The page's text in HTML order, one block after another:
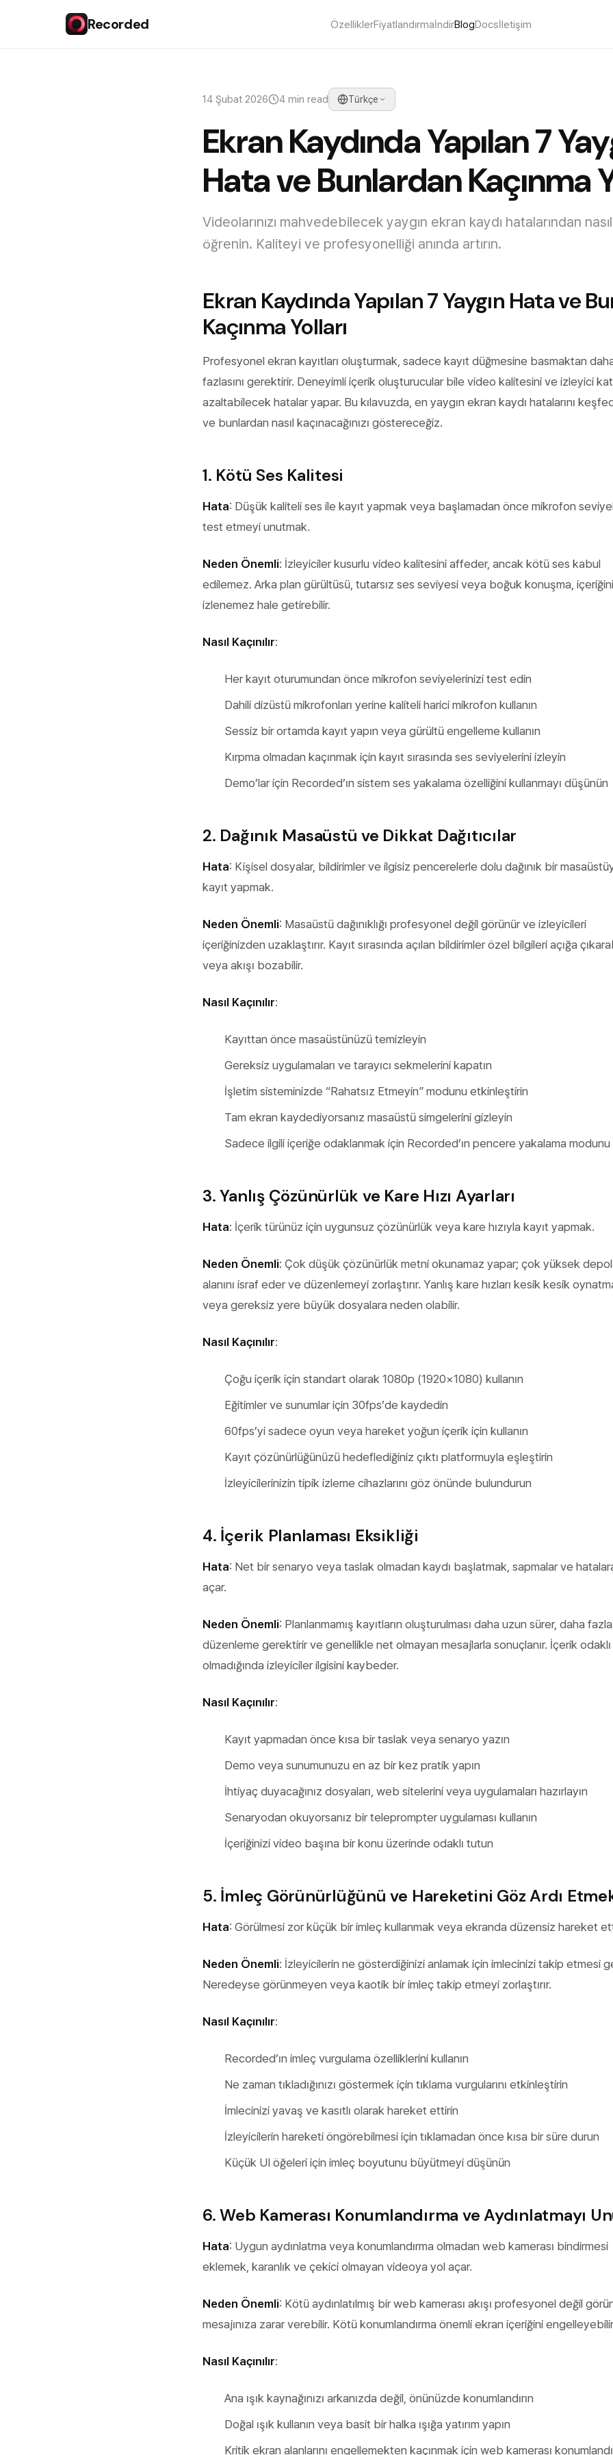
Recorded ÖzelliklerFiyatlandırmaİndirBlogDocsİletişim
14 Şubat 2026 4 min read Türkçe
Ekran Kaydında Yapılan 7
Hata ve Bunlardan Kaçınma
Videolarınızı mahvedebilecek yaygın ekran kaydı hatalarından nasıl
öğrenin. Kaliteyi ve profesyonelliği anında artırın.
Ekran Kaydında Yapılan 7 Yaygın Hata ve
Kaçınma Yolları
Profesyonel ekran kayıtları oluşturmak, sadece kayıt düğmesine basmaktan
fazlasını gerektirir. Deneyimli içerik oluşturucular bile video kalitesini ve izleyici
azaltabilecek hatalar yapar. Bu kılavuzda, en yaygın ekran kaydı hatalarını
ve bunlardan nasıl kaçınacağınızı göstereceğiz.
1. Kötü Ses Kalitesi
Hata: Düşük kaliteli ses ile kayıt yapmak veya başlamadan önce mikrofon
test etmeyi unutmak.
Neden Önemli: İzleyiciler kusurlu video kalitesini affeder, ancak kötü ses kabul
edilemez. Arka plan gürültüsü, tutarsız ses seviyesi veya boğuk konuşma,
izlenemez hale getirebilir.
Nasıl Kaçınılır:
Her kayıt oturumundan önce mikrofon seviyelerinizi test edin
Dahili dizüstü mikrofonları yerine kaliteli harici mikrofon kullanın
Sessiz bir ortamda kayıt yapın veya gürültü engelleme kullanın
Kırpma olmadan kaçınmak için kayıt sırasında ses seviyelerini izleyin
Demo’lar için Recorded’ın sistem ses yakalama özelliğini kullanmayı düşünün
2. Dağınık Masaüstü ve Dikkat Dağıtıcılar
Hata: Kişisel dosyalar, bildirimler ve ilgisiz pencerelerle dolu dağınık bir
kayıt yapmak.
Neden Önemli: Masaüstü dağınıklığı profesyonel değil görünür ve izleyicileri
içeriğinizden uzaklaştırır. Kayıt sırasında açılan bildirimler özel bilgileri açığa
veya akışı bozabilir.
Nasıl Kaçınılır:
Kayıttan önce masaüstünüzü temizleyin
Gereksiz uygulamaları ve tarayıcı sekmelerini kapatın
İşletim sisteminizde “Rahatsız Etmeyin” modunu etkinleştirin
Tam ekran kaydediyorsanız masaüstü simgelerini gizleyin
Sadece ilgili içeriğe odaklanmak için Recorded’ın pencere yakalama modunu
3. Yanlış Çözünürlük ve Kare Hızı Ayarları
Hata: İçerik türünüz için uygunsuz çözünürlük veya kare hızıyla kayıt yapmak.
Neden Önemli: Çok düşük çözünürlük metni okunamaz yapar; çok yüksek
alanını israf eder ve düzenlemeyi zorlaştırır. Yanlış kare hızları kesik kesik
veya gereksiz yere büyük dosyalara neden olabilir.
Nasıl Kaçınılır:
Çoğu içerik için standart olarak 1080p (1920×1080) kullanın
Eğitimler ve sunumlar için 30fps’de kaydedin
60fps’yi sadece oyun veya hareket yoğun içerik için kullanın
Kayıt çözünürlüğünüzü hedeflediğiniz çıktı platformuyla eşleştirin
İzleyicilerinizin tipik izleme cihazlarını göz önünde bulundurun
4. İçerik Planlaması Eksikliği
Hata: Net bir senaryo veya taslak olmadan kaydı başlatmak, sapmalar ve
açar.
Neden Önemli: Planlanmamış kayıtların oluşturulması daha uzun sürer, daha fazla
düzenleme gerektirir ve genellikle net olmayan mesajlarla sonuçlanır. İçerik odaklı
olmadığında izleyiciler ilgisini kaybeder.
Nasıl Kaçınılır:
Kayıt yapmadan önce kısa bir taslak veya senaryo yazın
Demo veya sunumunuzu en az bir kez pratik yapın
İhtiyaç duyacağınız dosyaları, web sitelerini veya uygulamaları hazırlayın
Senaryodan okuyorsanız bir teleprompter uygulaması kullanın
İçeriğinizi video başına bir konu üzerinde odaklı tutun
5. İmleç Görünürlüğünü ve Hareketini Göz Ardı
Hata: Görülmesi zor küçük bir imleç kullanmak veya ekranda düzensiz hareket
Neden Önemli: İzleyicilerin ne gösterdiğinizi anlamak için imlecinizi takip etmesi
Neredeyse görünmeyen veya kaotik bir imleç takip etmeyi zorlaştırır.
Nasıl Kaçınılır:
Recorded’ın imleç vurgulama özelliklerini kullanın
Ne zaman tıkladığınızı göstermek için tıklama vurgularını etkinleştirin
İmlecinizi yavaş ve kasıtlı olarak hareket ettirin
İzleyicilerin hareketi öngörebilmesi için tıklamadan önce kısa bir süre durun
Küçük UI öğeleri için imleç boyutunu büyütmeyi düşünün
6. Web Kamerası Konumlandırma ve Aydınlatmayı
Hata: Uygun aydınlatma veya konumlandırma olmadan web kamerası bindirmesi
eklemek, karanlık ve çekici olmayan videoya yol açar.
Neden Önemli: Kötü aydınlatılmış bir web kamerası akışı profesyonel değil
mesajınıza zarar verebilir. Kötü konumlandırma önemli ekran içeriğini
Nasıl Kaçınılır:
Ana ışık kaynağınızı arkanızda değil, önünüzde konumlandırın
Doğal ışık kullanın veya basit bir halka ışığa yatırım yapın
Kritik ekran alanlarını engellemekten kaçınmak için web kamerası